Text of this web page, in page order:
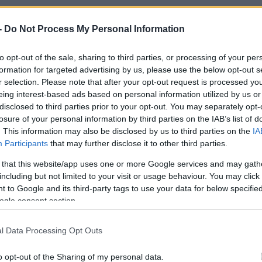
Do Not Process My Personal Information
opt-out of the sale, sharing to third parties, or processing of your
for targeted advertising by us, please use the below opt-out
selection. Please note that after your opt-out request is processed
interest-based ads based on personal information utilized by us
to third parties prior to your opt-out. You may separately
of your personal information by third parties on the IAB’s list of
This information may also be disclosed by us to third parties on the
Participants that may further disclose it to other third parties.
that this website/app uses one or more Google services and may
but not limited to your visit or usage behaviour. You may
to Google and its third-party tags to use your data for below
consent section.
Data Processing Opt Outs
opt-out of the Sharing of my personal data.
A legfrissebb hírekért kövessen
bekérette a külügyminisztériumba a
a Gibraltári-szorosban
hajót — közölte a teheráni
déli csücskénél fekvő Gibraltár
amelyet azzal gyanúsítottak, hogy a
bevezetett európai uniós szankciók
korábban Spanyolország. A spanyol ügyvivő
az Egyesült Államok kérésére
és az Egyesült Államok között rendkívül